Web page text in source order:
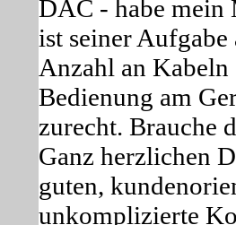
DAC - habe mein
ist seiner
Anzahl an
Bedienung am
zurecht. Brauche
Ganz herzlichen
guten,
unkomplizierte